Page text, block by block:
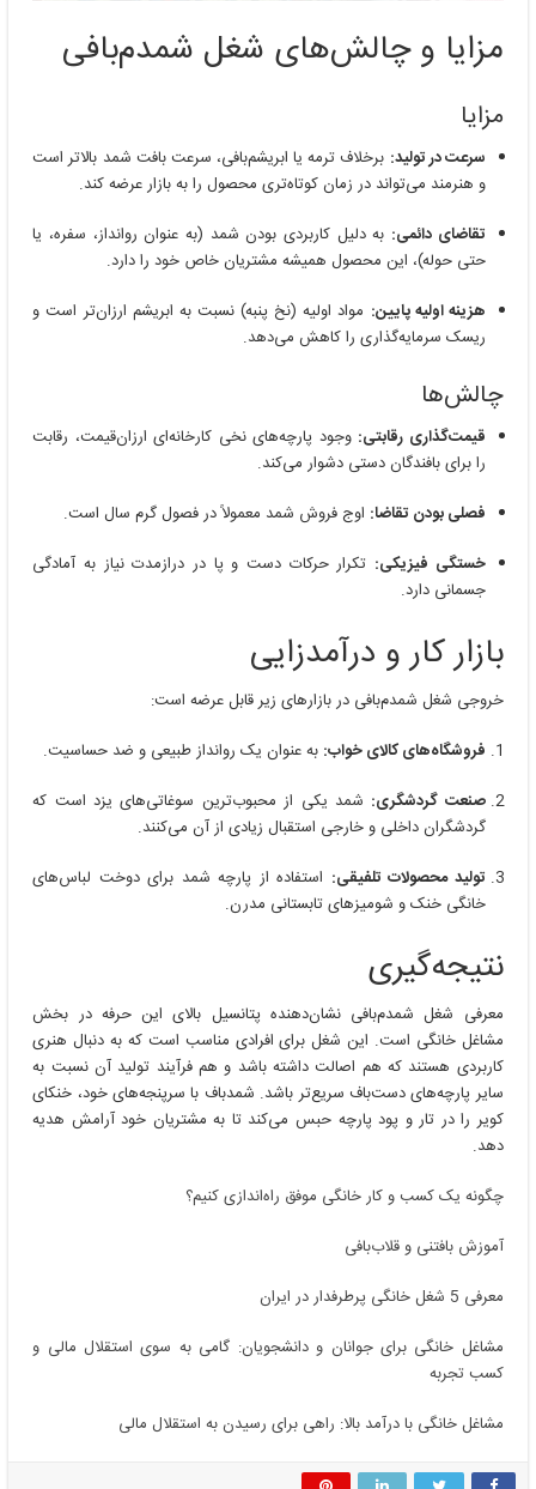
مزایا و چالش‌های شغل شمدم‌بافی
مزایا
سرعت در تولید: برخلاف ترمه یا ابریشم‌بافی، سرعت بافت شمد بالاتر است
و هنرمند می‌تواند در زمان کوتاه‌تری محصول را به بازار عرضه کند.
تقاضای دائمی: به دلیل کاربردی بودن شمد (به عنوان روانداز، سفره، یا
حتی حوله)، این محصول همیشه مشتریان خاص خود را دارد.
هزینه اولیه پایین: مواد اولیه (نخ پنبه) نسبت به ابریشم ارزان‌تر است و
ریسک سرمایه‌گذاری را کاهش می‌دهد.
چالش‌ها
قیمت‌گذاری رقابتی: وجود پارچه‌های نخی کارخانه‌ای ارزان‌قیمت، رقابت
را برای بافندگان دستی دشوار می‌کند.
فصلی بودن تقاضا: اوج فروش شمد معمولاً در فصول گرم سال است.
خستگی فیزیکی: تکرار حرکات دست و پا در درازمدت نیاز به آمادگی
جسمانی دارد.
بازار کار و درآمدزایی
خروجی شغل شمدم‌بافی در بازارهای زیر قابل عرضه است:
فروشگاه‌های کالای خواب: به عنوان یک روانداز طبیعی و ضد حساسیت.
صنعت گردشگری: شمد یکی از محبوب‌ترین سوغاتی‌های یزد است که
گردشگران داخلی و خارجی استقبال زیادی از آن می‌کنند.
تولید محصولات تلفیقی: استفاده از پارچه شمد برای دوخت لباس‌های
خانگی خنک و شومیزهای تابستانی مدرن.
نتیجه‌گیری
معرفی شغل شمدم‌بافی نشان‌دهنده پتانسیل بالای این حرفه در بخش
مشاغل خانگی است. این شغل برای افرادی مناسب است که به دنبال هنری
کاربردی هستند که هم اصالت داشته باشد و هم فرآیند تولید آن نسبت به
سایر پارچه‌های دست‌باف سریع‌تر باشد. شمدباف با سرپنجه‌های خود، خنکای
کویر را در تار و پود پارچه حبس می‌کند تا به مشتریان خود آرامش هدیه
دهد.
چگونه یک کسب و کار خانگی موفق راه‌اندازی کنیم؟
آموزش بافتنی و قلاب‌بافی
معرفی 5 شغل خانگی پرطرفدار در ایران
مشاغل خانگی برای جوانان و دانشجویان: گامی به سوی استقلال مالی و
کسب تجربه
مشاغل خانگی با درآمد بالا: راهی برای رسیدن به استقلال مالی